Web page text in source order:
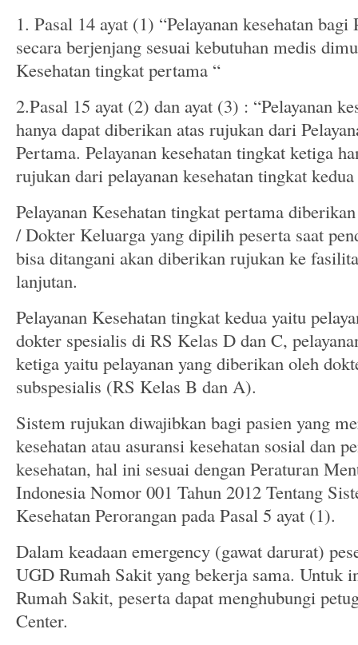
1. Pasal 14 ayat (1) “Pelayanan kesehatan bagi
secara berjenjang sesuai kebutuhan medis
Kesehatan tingkat pertama “
2.Pasal 15 ayat (2) dan ayat (3) : “Pelayanan
hanya dapat diberikan atas rujukan dari
Pertama. Pelayanan kesehatan tingkat ketiga
rujukan dari pelayanan kesehatan tingkat
Pelayanan Kesehatan tingkat pertama
/ Dokter Keluarga yang dipilih peserta saat
bisa ditangani akan diberikan rujukan ke
lanjutan.
Pelayanan Kesehatan tingkat kedua yaitu
dokter spesialis di RS Kelas D dan C,
ketiga yaitu pelayanan yang diberikan oleh
subspesialis (RS Kelas B dan A).
Sistem rujukan diwajibkan bagi pasien yang
kesehatan atau asuransi kesehatan sosial dan
kesehatan, hal ini sesuai dengan Peraturan
Indonesia Nomor 001 Tahun 2012 Tentang
Kesehatan Perorangan pada Pasal 5 ayat (1).
Dalam keadaan emergency (gawat darurat)
UGD Rumah Sakit yang bekerja sama. Untuk
Rumah Sakit, peserta dapat menghubungi
Center.